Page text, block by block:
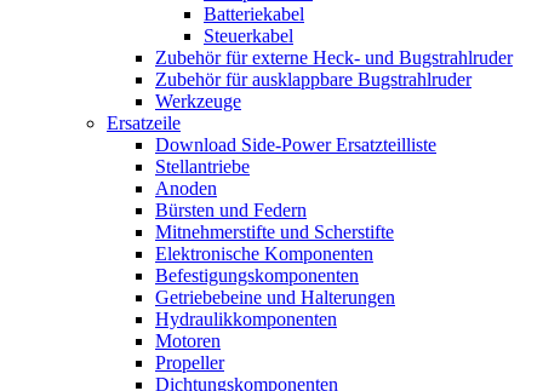
Batteriekabel
Steuerkabel
Zubehör für externe Heck- und Bugstrahlruder
Zubehör für ausklappbare Bugstrahlruder
Werkzeuge
Ersatzeile
Download Side-Power Ersatzteilliste
Stellantriebe
Anoden
Bürsten und Federn
Mitnehmerstifte und Scherstifte
Elektronische Komponenten
Befestigungskomponenten
Getriebebeine und Halterungen
Hydraulikkomponenten
Motoren
Propeller
Dichtungskomponenten